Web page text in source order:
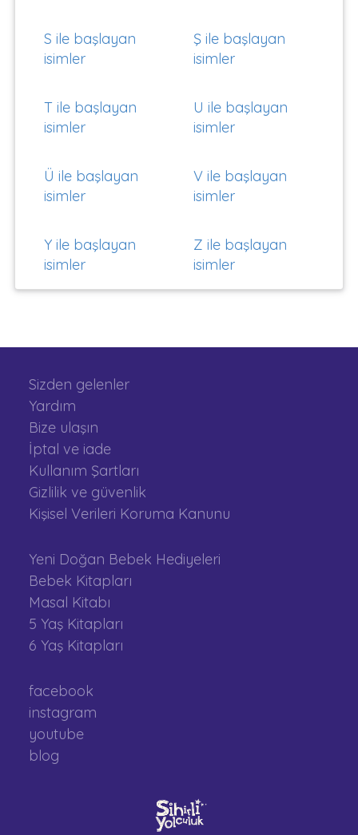
S ile başlayan
isimler
Ş ile başlayan
isimler
T ile başlayan
isimler
U ile başlayan
isimler
Ü ile başlayan
isimler
V ile başlayan
isimler
Y ile başlayan
isimler
Z ile başlayan
isimler
Sizden gelenler
Yardım
Bize ulaşın
İptal ve iade
Kullanım Şartları
Gizlilik ve güvenlik
Kişisel Verileri Koruma Kanunu
Yeni Doğan Bebek Hediyeleri
Bebek Kitapları
Masal Kitabı
5 Yaş Kitapları
6 Yaş Kitapları
facebook
instagram
youtube
blog